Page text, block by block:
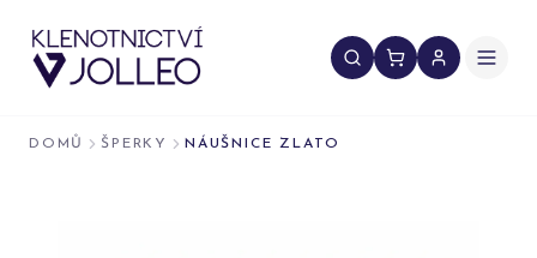
DOMŮ ŠPERKY NÁUŠNICE ZLATO